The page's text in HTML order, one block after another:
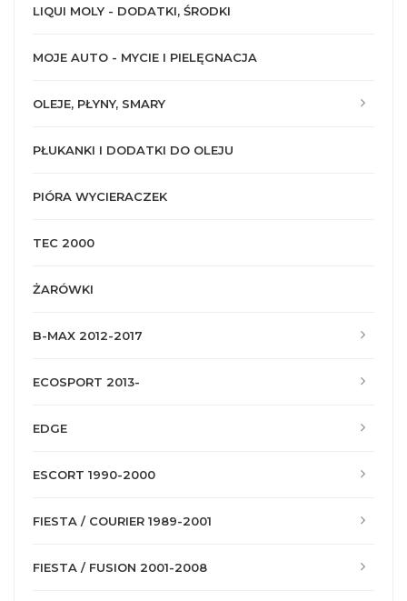
LIQUI MOLY - DODATKI, ŚRODKI
MOJE AUTO - MYCIE I PIELĘGNACJA
OLEJE, PŁYNY, SMARY
PŁUKANKI I DODATKI DO OLEJU
PIÓRA WYCIERACZEK
TEC 2000
ŻARÓWKI
B-MAX 2012-2017
ECOSPORT 2013-
EDGE
ESCORT 1990-2000
FIESTA / COURIER 1989-2001
FIESTA / FUSION 2001-2008